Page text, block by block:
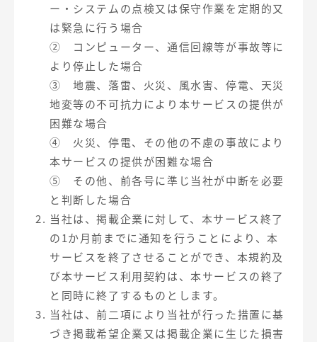
ー・システムの点検又は保守作業を定期的又
は緊急に行う場合
② コンピューター、通信回線等が事故等に
より停止した場合
③ 地震、落雷、火災、風水害、停電、天災
地変等の不可抗力により本サービスの提供が
困難な場合
④ 火災、停電、その他の不慮の事故により
本サービスの提供が困難な場合
⑤ その他、前各号に準じ当社が中断を必要
と判断した場合
当社は、掲載企業に対して、本サービス終了
の1か月前までに通知を行うことにより、本
サービスを終了させることができ、本規約及
び本サービス利用契約は、本サービスの終了
と同時に終了するものとします。
当社は、前二項により当社が行った措置に基
づき掲載希望企業又は掲載企業に生じた損害